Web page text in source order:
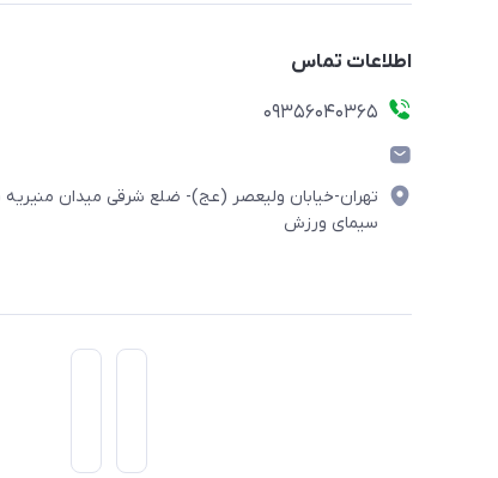
اطلاعات تماس
۰۹۳۵۶۰۴۰۳۶۵
سیمای ورزش